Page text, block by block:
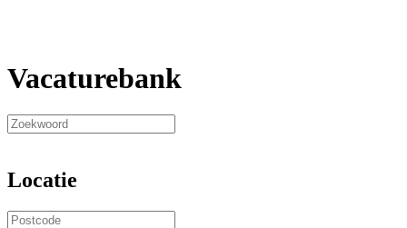
Vacaturebank
Locatie